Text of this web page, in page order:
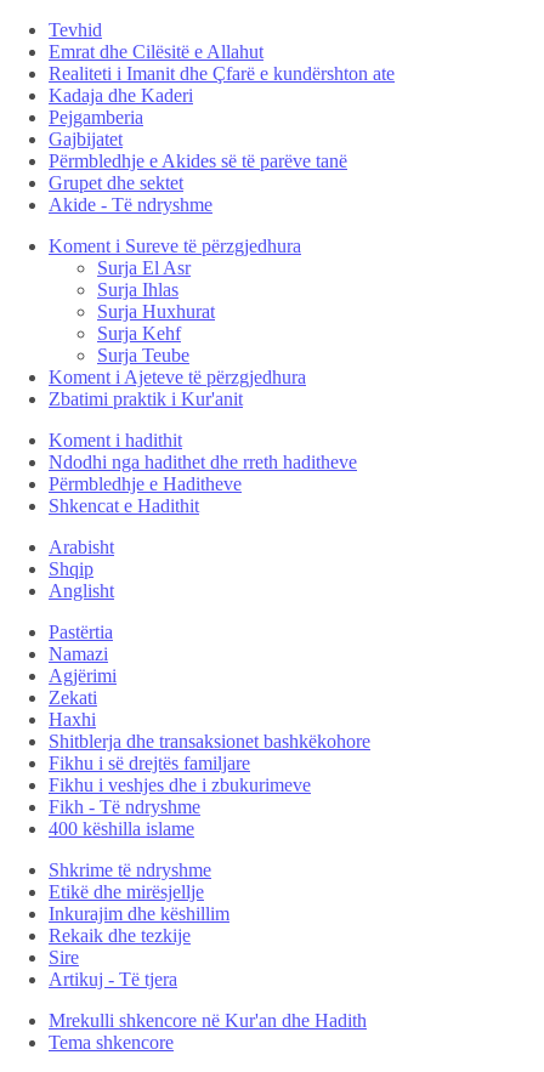
Tevhid
Emrat dhe Cilësitë e Allahut
Realiteti i Imanit dhe Çfarë e kundërshton ate
Kadaja dhe Kaderi
Pejgamberia
Gajbijatet
Përmbledhje e Akides së të parëve tanë
Grupet dhe sektet
Akide - Të ndryshme
Koment i Sureve të përzgjedhura
Surja El Asr
Surja Ihlas
Surja Huxhurat
Surja Kehf
Surja Teube
Koment i Ajeteve të përzgjedhura
Zbatimi praktik i Kur'anit
Koment i hadithit
Ndodhi nga hadithet dhe rreth haditheve
Përmbledhje e Haditheve
Shkencat e Hadithit
Arabisht
Shqip
Anglisht
Pastërtia
Namazi
Agjërimi
Zekati
Haxhi
Shitblerja dhe transaksionet bashkëkohore
Fikhu i së drejtës familjare
Fikhu i veshjes dhe i zbukurimeve
Fikh - Të ndryshme
400 këshilla islame
Shkrime të ndryshme
Etikë dhe mirësjellje
Inkurajim dhe këshillim
Rekaik dhe tezkije
Sire
Artikuj - Të tjera
Mrekulli shkencore në Kur'an dhe Hadith
Tema shkencore